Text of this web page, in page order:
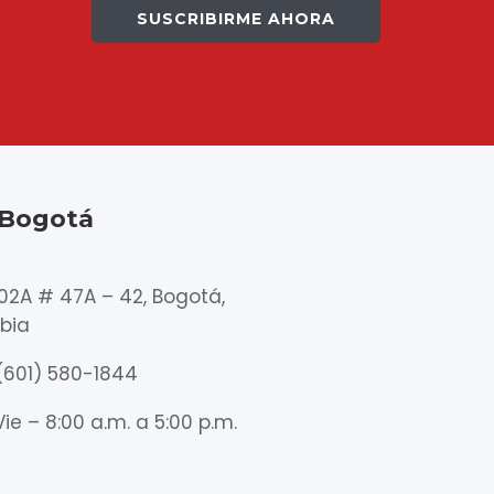
SUSCRIBIRME AHORA
# 47A – 42, Bogotá,
580-1844
– 8:00 a.m. a 5:00 p.m.